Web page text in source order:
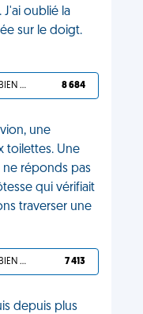
oublié la
sur le doigt.
TU L'AS BIEN MÉRITÉ 8 684
une
toilettes. Une
ne réponds pas
qui vérifiait
traverser une
TU L'AS BIEN MÉRITÉ 7 413
depuis plus